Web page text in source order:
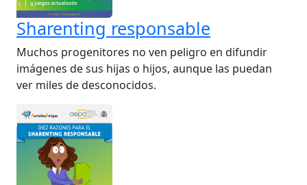
Sharenting responsable
Muchos progenitores no ven peligro en difundir
imágenes de sus hijas o hijos, aunque las puedan
ver miles de desconocidos.